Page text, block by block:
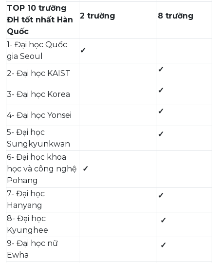
TOP 10 trường
ĐH tốt nhất Hàn
Quốc
2 trường 8 trường
1- Đại học Quốc
gia Seoul
✓
2- Đại học KAIST ✓
3- Đại học Korea ✓
4- Đại học Yonsei ✓
5- Đại học
Sungkyunkwan
✓
6- Đại học khoa
học và công nghệ
Pohang
✓
7- Đại học
Hanyang
✓
8- Đại học
Kyunghee
✓
9- Đại học nữ
Ewha
✓